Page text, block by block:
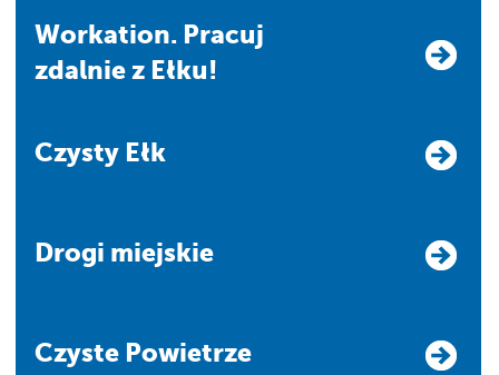
Workation. Pracuj
zdalnie z Ełku!
Czysty Ełk
Drogi miejskie
Czyste Powietrze